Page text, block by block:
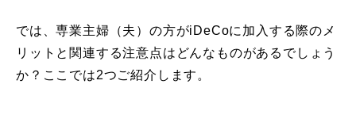
では、専業主婦（夫）の方がiDeCoに加入する際のメ
リットと関連する注意点はどんなものがあるでしょう
か？ここでは2つご紹介します。